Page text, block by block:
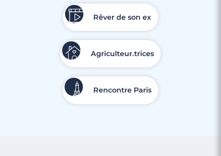
Rêver de son ex
Agriculteur.trices
Rencontre Paris